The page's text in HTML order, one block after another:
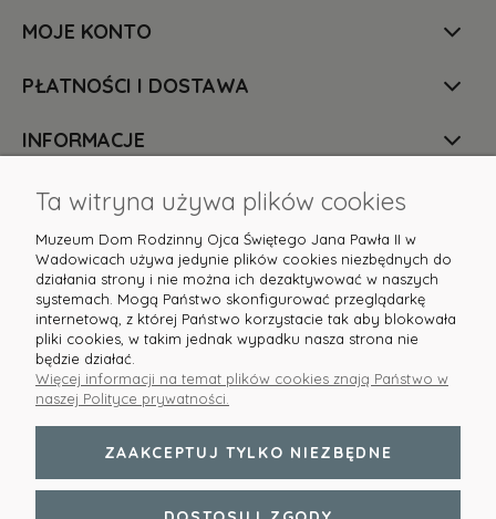
MOJE KONTO
PŁATNOŚCI I DOSTAWA
INFORMACJE
O NAS
Masz pytania? Służymy pomocą! Skontaktuj się z
nami:sklep@domjp2.pl lub tel.
Ta witryna używa plików cookies
Muzeum Dom Rodzinny Ojca Świętego Jana Pawła II w
Wadowicach używa jedynie plików cookies niezbędnych do
działania strony i nie można ich dezaktywować w naszych
systemach. Mogą Państwo skonfigurować przeglądarkę
internetową, z której Państwo korzystacie tak aby blokowała
pliki cookies, w takim jednak wypadku nasza strona nie
będzie działać.
Więcej informacji na temat plików cookies znają Państwo w
naszej Polityce prywatności.
ZAAKCEPTUJ TYLKO NIEZBĘDNE